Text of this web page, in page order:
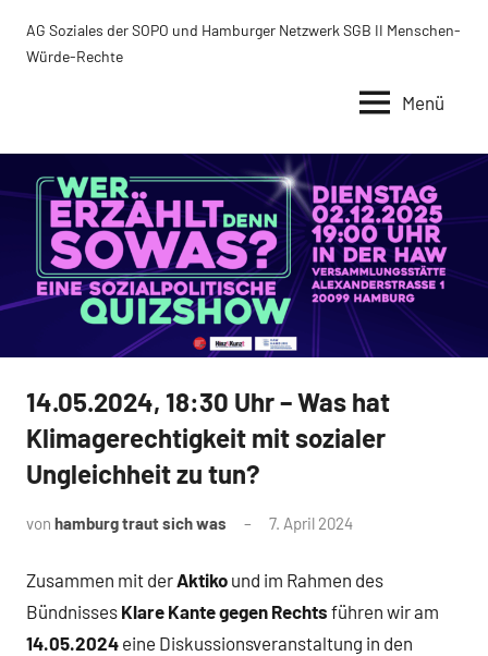
AG Soziales der SOPO und Hamburger Netzwerk SGB II Menschen-
Würde-Rechte
Menü
Uncategorized
14.05.2024, 18:30 Uhr – Was hat
Klimagerechtigkeit mit sozialer
Ungleichheit zu tun?
von hamburg traut sich was 7. April 2024
Zusammen mit derAktiko und im Rahmen des
Bündnisses Klare Kante gegen Rechts führen wir am
14.05.2024 eine Diskussionsveranstaltung in den